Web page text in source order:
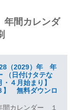
間カレンダ
（2029）年 年
（日付けタテな
４月始まり】
】 無料ダウンロ
間カレンダー １